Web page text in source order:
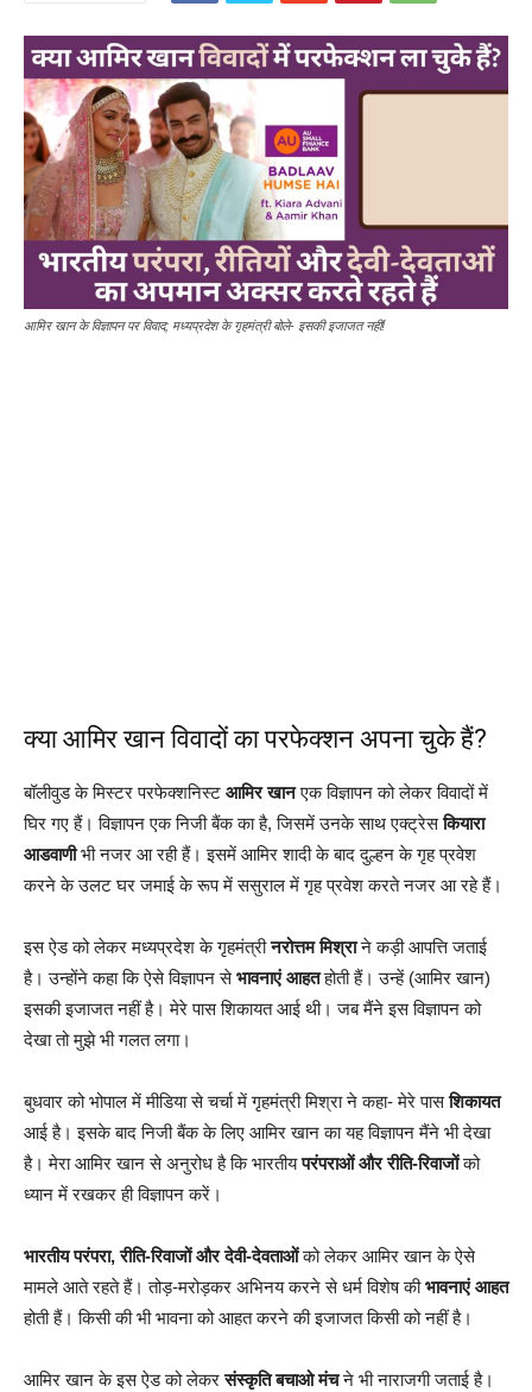
आमिर खान के विज्ञापन पर विवाद; मध्यप्रदेश के गृहमंत्री बोले- इसकी इजाजत नहीं!
क्या आमिर खान विवादों का परफेक्शन अपना चुके हैं?
बॉलीवुड के मिस्टर परफेक्शनिस्ट आमिर खानएक विज्ञापन को लेकर विवादों में
घिर गए हैं। विज्ञापन एक निजी बैंक का है, जिसमें उनके साथ एक्ट्रेसकियारा
आडवाणीभी नजर आ रही हैं। इसमें आमिर शादी के बाद दुल्हन के गृह प्रवेश
करने के उलट घर जमाई के रूप में ससुराल में गृह प्रवेश करते नजर आ रहे हैं।
इस ऐड को लेकर मध्यप्रदेश के गृहमंत्रीनरोत्तम मिश्राने कड़ी आपत्ति जताई
है। उन्होंने कहा कि ऐसे विज्ञापन सेभावनाएं आहतहोती हैं। उन्हें (आमिर खान)
इसकी इजाजत नहीं है। मेरे पास शिकायत आई थी। जब मैंने इस विज्ञापन को
देखा तो मुझे भी गलत लगा।
बुधवार को भोपाल में मीडिया से चर्चा में गृहमंत्री मिश्रा ने कहा- मेरे पासशिकायत
आई है। इसके बाद निजी बैंक के लिए आमिर खान का यह विज्ञापन मैंने भी देखा
है। मेरा आमिर खान से अनुरोध है कि भारतीयपरंपराओं और रीति-रिवाजोंको
ध्यान में रखकर ही विज्ञापन करें।
भारतीय परंपरा, रीति-रिवाजों और देवी-देवताओंको लेकर आमिर खान के ऐसे
मामले आते रहते हैं। तोड़-मरोड़कर अभिनय करने से धर्म विशेष कीभावनाएं आहत
होती हैं। किसी की भी भावना को आहत करने की इजाजत किसी को नहीं है।
आमिर खान के इस ऐड को लेकरसंस्कृति बचाओ मंचने भी नाराजगी जताई है।